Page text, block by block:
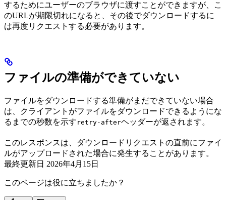
するためにユーザーのブラウザに渡すことができますが、こ
のURLが期限切れになると、その後でダウンロードするに
は再度リクエストする必要があります。
ファイルの準備ができていない
ファイルをダウンロードする準備がまだできていない場合
は、クライアントがファイルをダウンロードできるようにな
るまでの秒数を示す retry-afterヘッダーが返されます。
このレスポンスは、ダウンロードリクエストの直前にファイ
ルがアップロードされた場合に発生することがあります。
最終更新日 2026年4月15日
このページは役に立ちましたか？